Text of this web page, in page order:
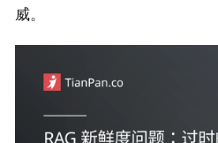
威。